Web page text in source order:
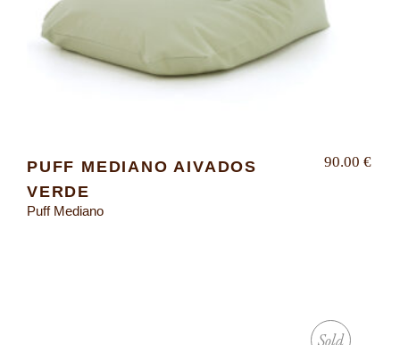
PUFF MEDIANO AIVADOS
VERDE
Puff Mediano
90.00 €
Sold